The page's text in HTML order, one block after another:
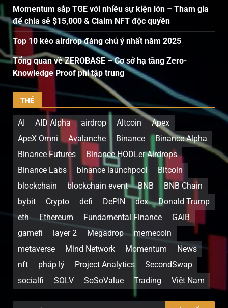
Momentum sắp TGE với nhiều sự kiện lớn – Tham gia
để chia sẻ $15,000 & Claim NFT độc quyền
Top 10 kèo airdrop đáng chú ý nhất năm 2025
Tổng quan về ZEROBASE – Cơ sở hạ tầng Zero-
Knowledge Proof phi tập trung
THẺ
AI AID Alpha airdrop Altcoin
Apex
ApeX Omni
Avalanche Binance
Binance Alpha
Binance Futures
Binance HODLer Airdrops
Binance Labs
binance launchpool
Bitcoin
blockchain
blockchain event BNB
BNB Chain
bybit
Crypto defi DePIN dex
Donald Trump
eth
Ethereum Fundamental Finance
GAIB
gamefi
layer 2 Megadrop
memecoin
metaverse
Mind Network Momentum
News
nft
pháp lý Project Analytics
SecondSwap
socialfi
SOLV SoSoValue Trading Việt Nam